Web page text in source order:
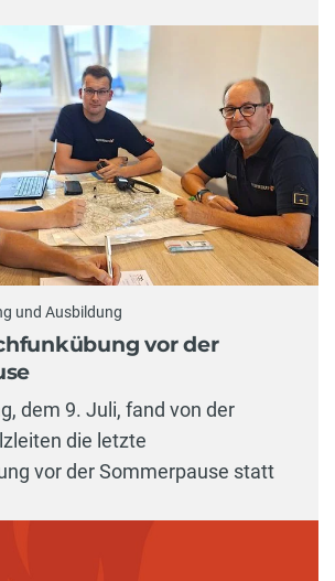
und Ausbildung
vor der
dem 9. Juli, fand von der
die letzte
vor der Sommerpause statt